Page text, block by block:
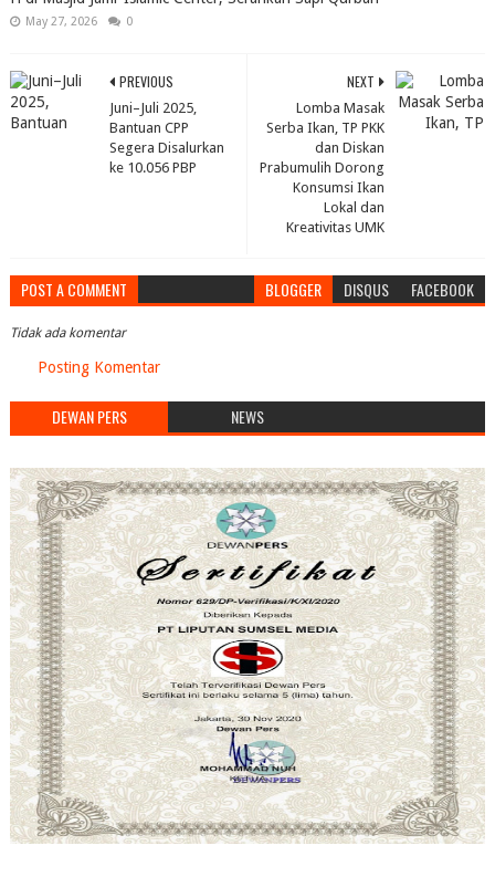
May 27, 2026 0
NEXT
Lomba Masak
Serba Ikan, TP PKK
dan Diskan
Prabumulih Dorong
Konsumsi Ikan
Lokal dan
Kreativitas UMK
PREVIOUS
Juni–Juli 2025,
Bantuan CPP
Segera Disalurkan
ke 10.056 PBP
POST A COMMENT BLOGGER DISQUS FACEBOOK
Tidak ada komentar
Posting Komentar
DEWAN PERS NEWS